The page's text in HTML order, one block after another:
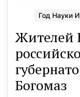
Год Науки
Жителей
Богомаз